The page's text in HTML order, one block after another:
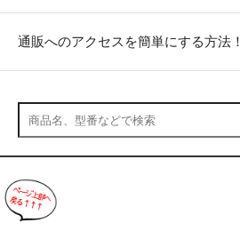
通販へのアクセスを簡単にする方法！